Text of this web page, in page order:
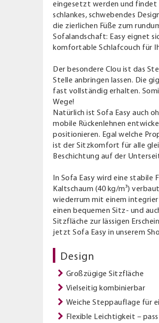
eingesetzt werden und findet
schlankes, schwebendes
die zierlichen Füße zum
Sofalandschaft: Easy eignet
komfortable Schlafcouch für
Der besondere Clou ist das
Stelle anbringen lassen. Die
fast vollständig erhalten.
Wege!
Natürlich ist Sofa Easy auch
mobile Rückenlehnen
positionieren. Egal welche
ist der Sitzkomfort für alle
Beschichtung auf der
In Sofa Easy wird eine
Kaltschaum (40 kg/m³)
wiederrum mit einem
einen bequemen Sitz- und
Sitzfläche zur lässigen
jetzt Sofa Easy in unserem
Design
Großzügige Sitzfläche
Vielseitig kombinierbar
Weiche Steppauflage für
Flexible Leichtigkeit –